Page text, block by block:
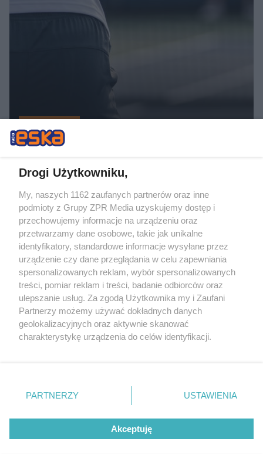
Challenger ATP Kozerki. Ostatni
SKOKI DO WODY
ME w pływaniu. Dobre miejsce Polek
w Paryżu
Drogi Użytkowniku,
My, naszych 1162 zaufanych partnerów oraz inne
podmioty z Grupy ZPR Media uzyskujemy dostęp i
przechowujemy informacje na urządzeniu oraz
przetwarzamy dane osobowe, takie jak unikalne
identyfikatory, standardowe informacje wysyłane przez
urządzenie czy dane przeglądania w celu zapewniania
spersonalizowanych reklam, wybór spersonalizowanych
treści, pomiar reklam i treści, badanie odbiorców oraz
ulepszanie usług. Za zgodą Użytkownika my i Zaufani
Partnerzy możemy używać dokładnych danych
geolokalizacyjnych oraz aktywnie skanować
charakterystykę urządzenia do celów identyfikacji.
zmienić/wycofać klikając przycisk ustawień prywatności
znajdujący się w lewym dolnym rogu strony
rodzaje przetwarzania danych nie wymagają zgody
użytkownika, ale masz prawo sprzeciwić się takiemu
przetwarzaniu. Preferencje będą miały zastosowanie tylko
PARTNERZY USTAWIENIA
Akceptuję